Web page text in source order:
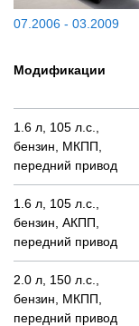
07.2006 - 03.2009
Модификации
1.6 л, 105 л.с.,
бензин, МКПП,
передний привод
1.6 л, 105 л.с.,
бензин, АКПП,
передний привод
2.0 л, 150 л.с.,
бензин, МКПП,
передний привод